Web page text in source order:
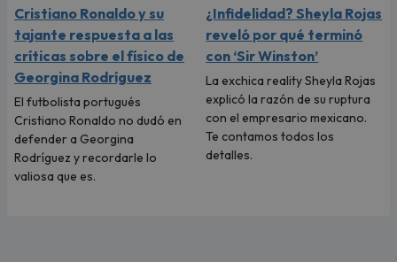
Cristiano Ronaldo y su
tajante respuesta a las
críticas sobre el físico de
Georgina Rodríguez
El futbolista portugués
Cristiano Ronaldo no dudó en
defender a Georgina
Rodríguez y recordarle lo
valiosa que es.
¿Infidelidad? Sheyla Rojas
reveló por qué terminó
con ‘Sir Winston’
La exchica reality Sheyla Rojas
explicó la razón de su ruptura
con el empresario mexicano.
Te contamos todos los
detalles.